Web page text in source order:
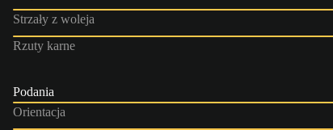
Strzały z woleja
Rzuty karne
Podania
Orientacja